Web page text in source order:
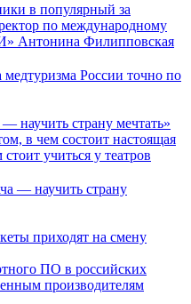
в популярный за
по международному
Антонина Филипповская
научить страну мечтать»
в чем состоит настоящая
учиться у театров
приходят на смену
ПО в российских
производителям